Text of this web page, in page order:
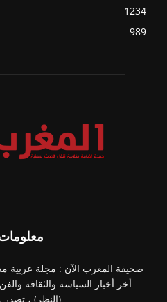
1234
989
صحيفة المغرب الآن : مجلة عربية
أخر أخبار السياسة والثقافة
(النظر) ،